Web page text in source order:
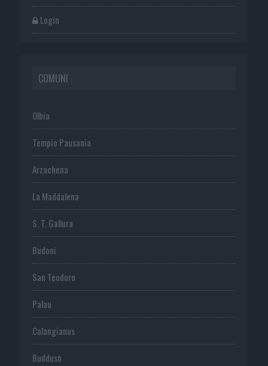
Login
COMUNI
Olbia
Tempio Pausania
Arzachena
La Maddalena
S. T. Gallura
Budoni
San Teodoro
Palau
Calangianus
Buddusò